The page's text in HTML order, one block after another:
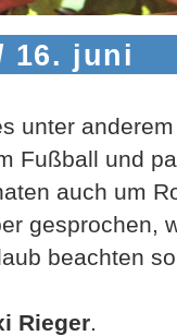
16. juni
unter
Fußball und
auch um
gesprochen,
beachten
Rieger.